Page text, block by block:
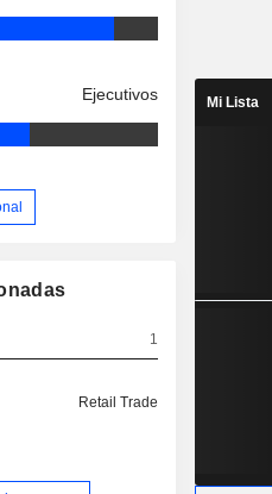
Ejecutivos
1
Retail Trade
Mi Lista